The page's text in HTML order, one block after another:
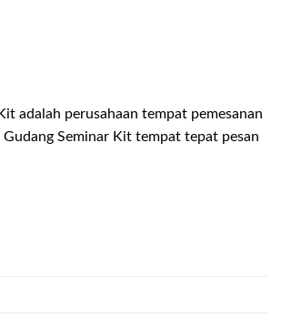
adalah perusahaan tempat pemesanan
Seminar Kit tempat tepat pesan